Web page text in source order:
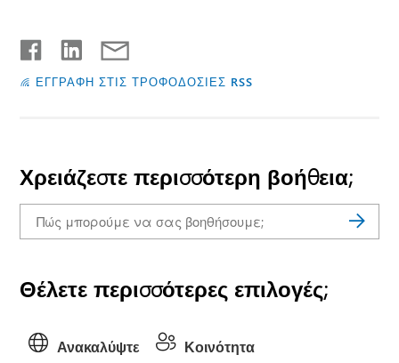
ΕΓΓΡΑΦΗ ΣΤΙΣ ΤΡΟΦΟΔΟΣΙΕΣ RSS
Χρειάζεστε περισσότερη βοήθεια;
Θέλετε περισσότερες επιλογές;
Ανακαλύψτε Κοινότητα